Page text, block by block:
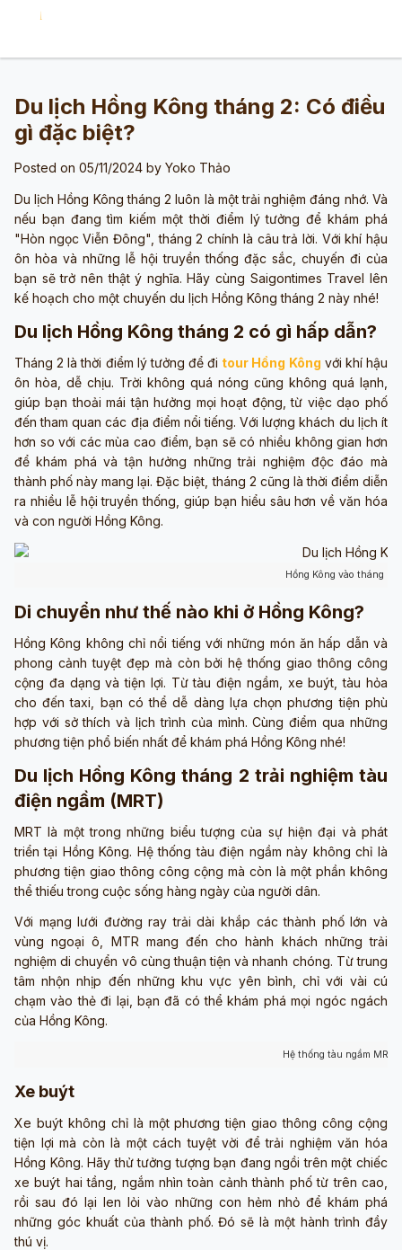
Du lịch Hồng Kông tháng 2: Có điều
gì đặc biệt?
Posted on 05/11/2024 by Yoko Thảo
Du lịch Hồng Kông tháng 2 luôn là một trải nghiệm đáng nhớ. Và
nếu bạn đang tìm kiếm một thời điểm lý tưởng để khám phá
"Hòn ngọc Viễn Đông", tháng 2 chính là câu trả lời. Với khí hậu
ôn hòa và những lễ hội truyền thống đặc sắc, chuyến đi của
bạn sẽ trở nên thật ý nghĩa. Hãy cùng Saigontimes Travel lên
kế hoạch cho một chuyến du lịch Hồng Kông tháng 2 này nhé!
Du lịch Hồng Kông tháng 2 có gì hấp dẫn?
Tháng 2 là thời điểm lý tưởng để đi tour Hồng Kông với khí hậu
ôn hòa, dễ chịu. Trời không quá nóng cũng không quá lạnh,
giúp bạn thoải mái tận hưởng mọi hoạt động, từ việc dạo phố
đến tham quan các địa điểm nổi tiếng. Với lượng khách du lịch ít
hơn so với các mùa cao điểm, bạn sẽ có nhiều không gian hơn
để khám phá và tận hưởng những trải nghiệm độc đáo mà
thành phố này mang lại. Đặc biệt, tháng 2 cũng là thời điểm diễn
ra nhiều lễ hội truyền thống, giúp bạn hiểu sâu hơn về văn hóa
và con người Hồng Kông.
Hồng Kông vào tháng 2
Di chuyển như thế nào khi ở Hồng Kông?
Hồng Kông không chỉ nổi tiếng với những món ăn hấp dẫn và
phong cảnh tuyệt đẹp mà còn bởi hệ thống giao thông công
cộng đa dạng và tiện lợi. Từ tàu điện ngầm, xe buýt, tàu hỏa
cho đến taxi, bạn có thể dễ dàng lựa chọn phương tiện phù
hợp với sở thích và lịch trình của mình. Cùng điểm qua những
phương tiện phổ biến nhất để khám phá Hồng Kông nhé!
Du lịch Hồng Kông tháng 2 trải nghiệm tàu
điện ngầm (MRT)
MRT là một trong những biểu tượng của sự hiện đại và phát
triển tại Hồng Kông. Hệ thống tàu điện ngầm này không chỉ là
phương tiện giao thông công cộng mà còn là một phần không
thể thiếu trong cuộc sống hàng ngày của người dân.
Với mạng lưới đường ray trải dài khắp các thành phố lớn và
vùng ngoại ô, MTR mang đến cho hành khách những trải
nghiệm di chuyển vô cùng thuận tiện và nhanh chóng. Từ trung
tâm nhộn nhịp đến những khu vực yên bình, chỉ với vài cú
chạm vào thẻ đi lại, bạn đã có thể khám phá mọi ngóc ngách
của Hồng Kông.
Hệ thống tàu ngầm MRT
Xe buýt
Xe buýt không chỉ là một phương tiện giao thông công cộng
tiện lợi mà còn là một cách tuyệt vời để trải nghiệm văn hóa
Hồng Kông. Hãy thử tưởng tượng bạn đang ngồi trên một chiếc
xe buýt hai tầng, ngắm nhìn toàn cảnh thành phố từ trên cao,
rồi sau đó lại len lỏi vào những con hẻm nhỏ để khám phá
những góc khuất của thành phố. Đó sẽ là một hành trình đầy
thú vị.